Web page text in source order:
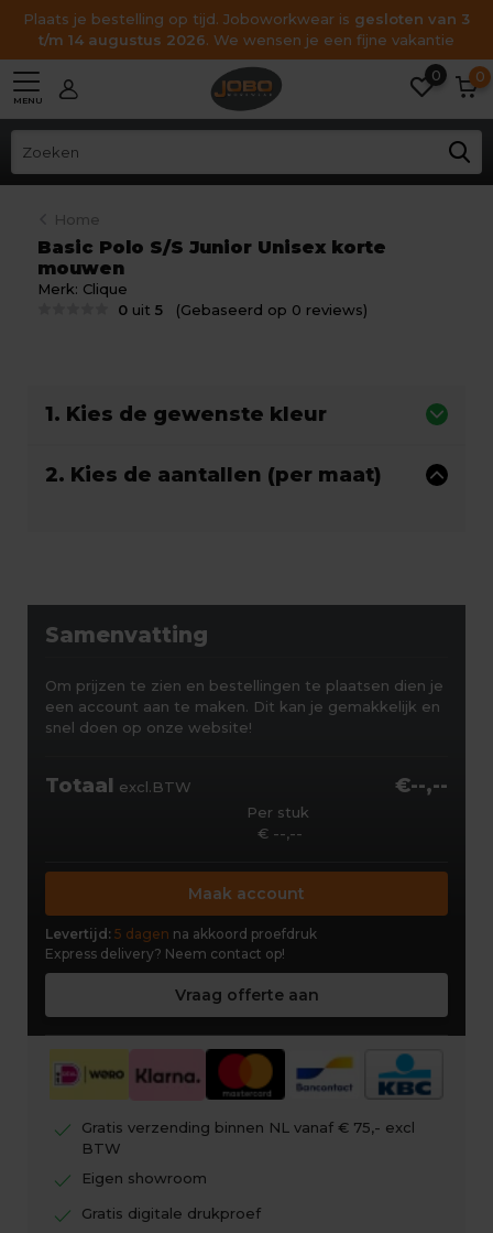
Plaats je bestelling op tijd. Joboworkwear is gesloten van 3
t/m 14 augustus 2026. We wensen je een fijne vakantie
MENU
0 0
Home
Basic Polo S/S Junior Unisex korte
mouwen
Merk: Clique
0 uit5 (Gebaseerd op 0 reviews)
1. Kies de gewenste kleur
2. Kies de aantallen (per maat)
Samenvatting
Om prijzen te zien en bestellingen te plaatsen dien je
een account aan te maken. Dit kan je gemakkelijk en
snel doen op onze website!
Totaal excl.BTW €--,--
Per stuk
€ --,--
Maak account
Levertijd: 5 dagen na akkoord proefdruk
Express delivery? Neem contact op!
Vraag offerte aan
check
Gratis verzending binnen NL vanaf € 75,- excl
BTW
check Eigen showroom
check Gratis digitale drukproef